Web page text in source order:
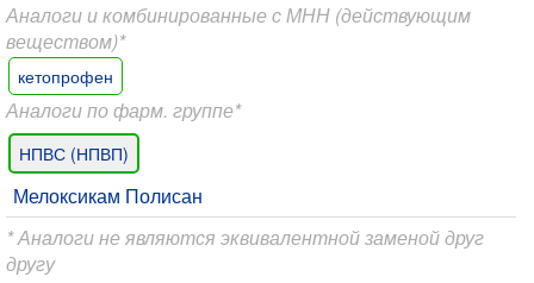
Аналоги и комбинированные с МНН (действующим
веществом)*
кетопрофен
Аналоги по фарм. группе*
НПВС (НПВП)
Мелоксикам Полисан
* Аналоги не являются эквивалентной заменой друг
другу